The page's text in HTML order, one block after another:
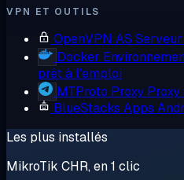
VPN ET OUTILS
OpenVPN AS
Docker
prêt à l'emploi
MTProto Proxy Proxy
BlueStacks Apps
Les plus installés
MikroTik CHR, en 1 clic